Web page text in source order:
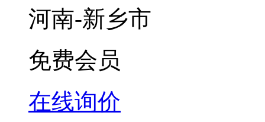
河南-新乡市
免费会员
在线询价